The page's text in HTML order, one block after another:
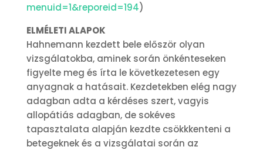
menuid=1&reporeid=194)
ELMÉLETI ALAPOK
Hahnemann kezdett bele először olyan
vizsgálatokba, aminek során önkénteseken
figyelte meg és írta le következetesen egy
anyagnak a hatásait. Kezdetekben elég nagy
adagban adta a kérdéses szert, vagyis
allopátiás adagban, de sokéves
tapasztalata alapján kezdte csökkkenteni a
betegeknek és a vizsgálatai során az